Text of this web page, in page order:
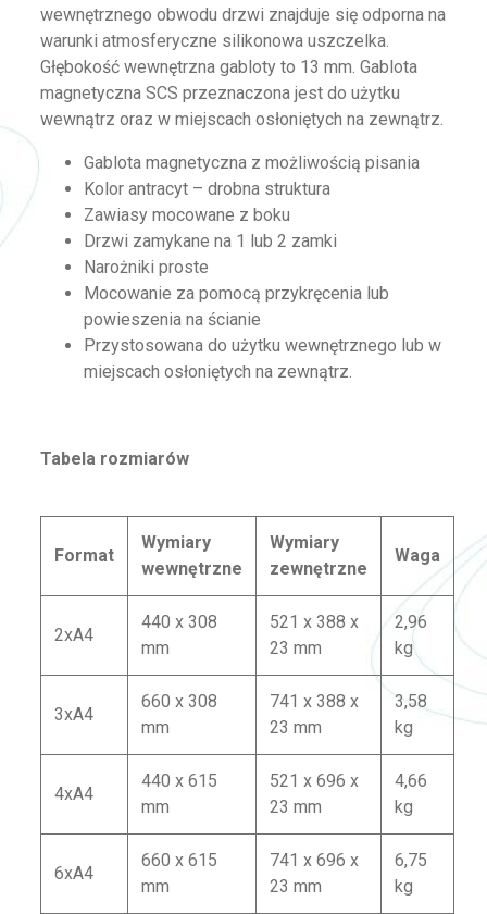
wewnętrznego obwodu drzwi znajduje się odporna na
warunki atmosferyczne silikonowa uszczelka.
Głębokość wewnętrzna gabloty to 13 mm. Gablota
magnetyczna SCS przeznaczona jest do użytku
wewnątrz oraz w miejscach osłoniętych na zewnątrz.
Gablota magnetyczna z możliwością pisania
Kolor antracyt – drobna struktura
Zawiasy mocowane z boku
Drzwi zamykane na 1 lub 2 zamki
Narożniki proste
Mocowanie za pomocą przykręcenia lub
powieszenia na ścianie
Przystosowana do użytku wewnętrznego lub w
miejscach osłoniętych na zewnątrz.
Tabela rozmiarów
Format
Wymiary
wewnętrzne
Wymiary
zewnętrzne
Waga
2xA4
440 x 308
mm
521 x 388 x
23 mm
2,96
kg
3xA4
660 x 308
mm
741 x 388 x
23 mm
3,58
kg
4xA4
440 x 615
mm
521 x 696 x
23 mm
4,66
kg
6xA4
660 x 615
mm
741 x 696 x
23 mm
6,75
kg